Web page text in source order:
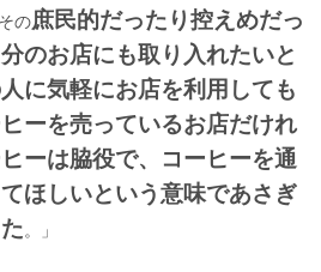
の庶民的だったり控えめだっ
のお店にも取り入れたいと
に気軽にお店を利用しても
ーを売っているお店だけれ
ーは脇役で、コーヒーを通
ほしいという意味であさぎ
。」